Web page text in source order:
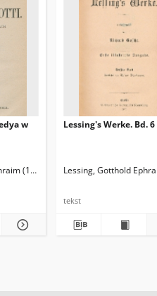
w
(1729-1781) Sabowski,
Lessing's Werke. Bd. 6
Lessing, Gotthold
tekst